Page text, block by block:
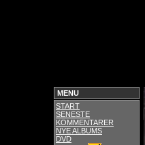
MENU
START
SENESTE
KOMMENTARER
NYE ALBUMS
DVD